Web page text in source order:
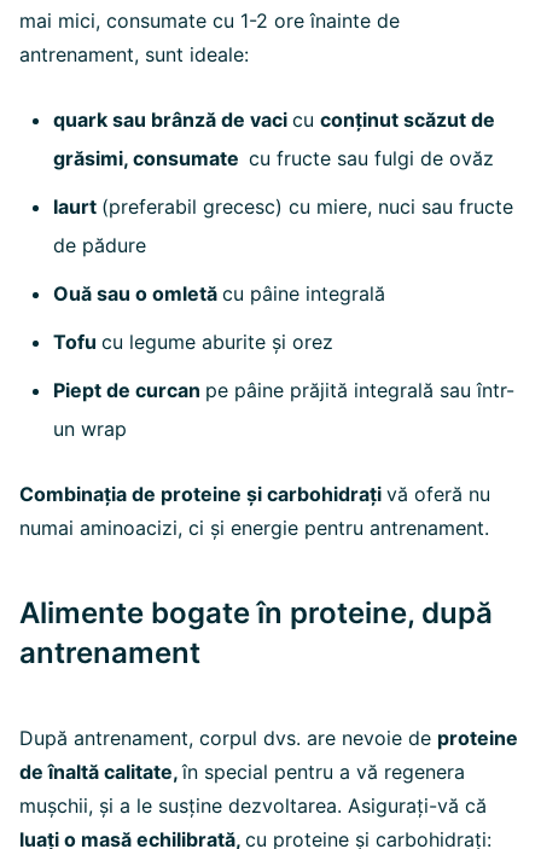
mai mici, consumate cu 1-2 ore înainte de
antrenament, sunt ideale:
quark sau brânză de vaci cu conținut scăzut de
grăsimi, consumate cu fructe sau fulgi de ovăz
Iaurt (preferabil grecesc) cu miere, nuci sau fructe
de pădure
Ouă sau o omletă cu pâine integrală
Tofu cu legume aburite și orez
Piept de curcan pe pâine prăjită integrală sau într-
un wrap
Combinația de proteine și carbohidrați vă oferă nu
numai aminoacizi, ci și energie pentru antrenament.
Alimente bogate în proteine, după
antrenament
După antrenament, corpul dvs. are nevoie de proteine
de înaltă calitate,în special pentru a vă regenera
mușchii, și a le susține dezvoltarea. Asigurați-vă că
luați o masă echilibrată, cu proteine și carbohidrați: